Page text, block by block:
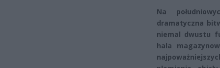
Na
dramatyczna
niemal dwustu
hala